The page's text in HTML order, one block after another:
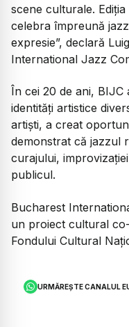
scene culturale.
celebra împreună
expresie”, declară
International Jazz
În cei 20 de ani, BIJC
identități artistice
artiști, a creat
demonstrat că jazzul
curajului,
publicul.
Bucharest
un proiect cultural
Fondului Cultural
URMĂREȘTE CANALUL